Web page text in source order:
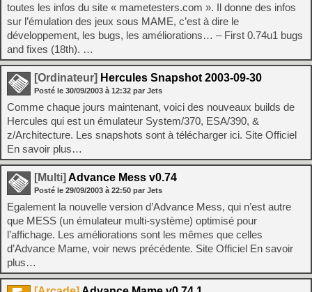
toutes les infos du site « mametesters.com ». Il donne des infos
sur l’émulation des jeux sous MAME, c’est à dire le
développement, les bugs, les améliorations… – First 0.74u1 bugs
and fixes (18th). …
[Ordinateur] Hercules Snapshot 2003-09-30
Posté le 30/09/2003 à 12:32 par Jets
Comme chaque jours maintenant, voici des nouveaux builds de
Hercules qui est un émulateur System/370, ESA/390, &
z/Architecture. Les snapshots sont à télécharger ici. Site Officiel
En savoir plus…
[Multi] Advance Mess v0.74
Posté le 29/09/2003 à 22:50 par Jets
Egalement la nouvelle version d’Advance Mess, qui n’est autre
que MESS (un émulateur multi-système) optimisé pour
l’affichage. Les améliorations sont les mêmes que celles
d’Advance Mame, voir news précédente. Site Officiel En savoir
plus…